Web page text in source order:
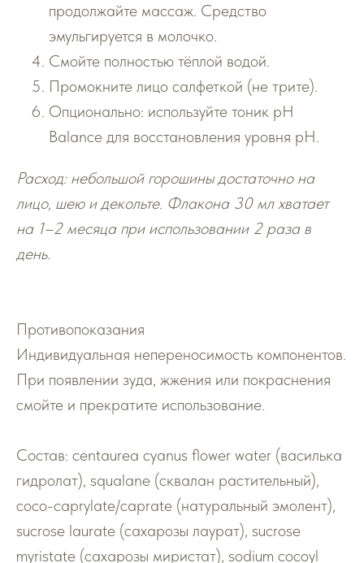
продолжайте массаж. Средство
эмульгируется в молочко.
Смойте полностью тёплой водой.
Промокните лицо салфеткой (не трите).
Опционально: используйте тоник pH
Balance для восстановления уровня pH.
Расход: небольшой горошины достаточно на
лицо, шею и декольте. Флакона 30 мл хватает
на 1–2 месяца при использовании 2 раза в
день.
Противопоказания
Индивидуальная непереносимость компонентов.
При появлении зуда, жжения или покраснения
смойте и прекратите использование.
Состав: centaurea cyanus flower water (василька
гидролат), squalane (сквалан растительный),
coco-caprylate/caprate (натуральный эмолент),
sucrose laurate (сахарозы лаурат), sucrose
myristate (сахарозы миристат), sodium cocoyl